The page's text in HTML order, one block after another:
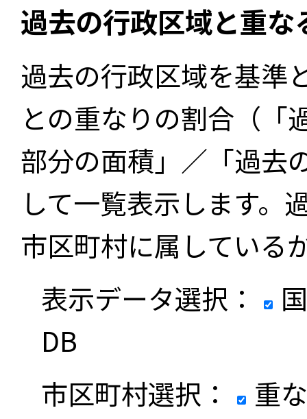
過去の行政区域と重
過去の行政区域を基準
との重なりの割合（「
部分の面積」／「過去
して一覧表示します。
市区町村に属している
表示データ選択：
DB
市区町村選択：
重